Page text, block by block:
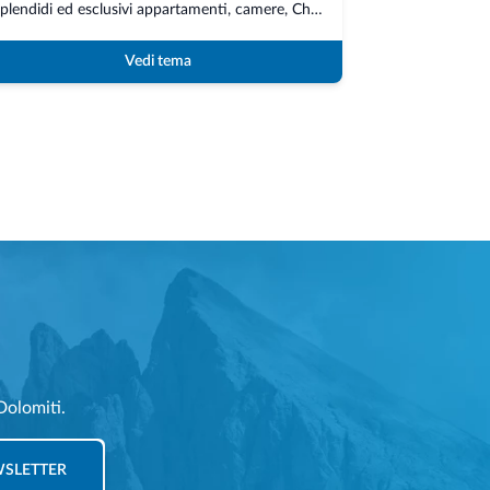
Splendidi ed esclusivi appartamenti, camere, Chalet e Suite nel cuore delle Dolomiti...
Vedi tema